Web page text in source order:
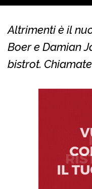
Altrimenti è il
Boer e Damian
bistrot.